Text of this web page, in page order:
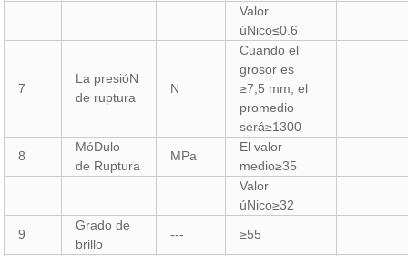
Valor
úNico≤0.6
7
La presióN
de ruptura
N
Cuando el
grosor es
≥7,5 mm, el
promedio
será≥1300
8
MóDulo
de Ruptura
MPa
El valor
medio≥35
Valor
úNico≥32
9
Grado de
brillo
--- ≥55